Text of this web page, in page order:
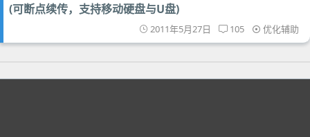
(可断点续传，支持移动硬盘与U盘)
2011年5月27日 105 优化辅助